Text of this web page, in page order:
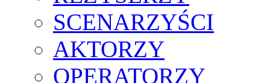
SCENARZYŚCI
AKTORZY
OPERATORZY